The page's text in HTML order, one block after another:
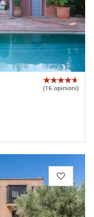
(16 opinioni)